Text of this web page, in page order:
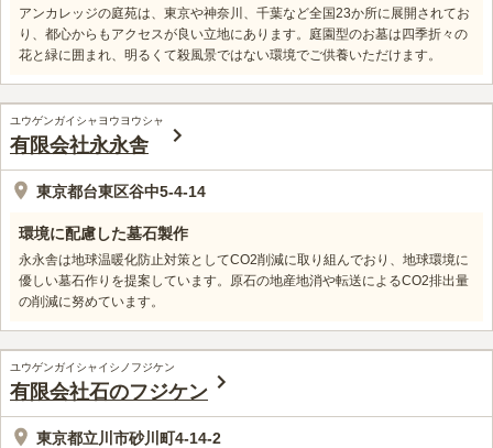
アンカレッジの庭苑は、東京や神奈川、千葉など全国23か所に展開されてお
り、都心からもアクセスが良い立地にあります。庭園型のお墓は四季折々の
花と緑に囲まれ、明るくて殺風景ではない環境でご供養いただけます。
ユウゲンガイシャヨウヨウシャ
有限会社永永舎
東京都台東区谷中5-4-14
環境に配慮した墓石製作
永永舎は地球温暖化防止対策としてCO2削減に取り組んでおり、地球環境に
優しい墓石作りを提案しています。原石の地産地消や転送によるCO2排出量
の削減に努めています。
ユウゲンガイシャイシノフジケン
有限会社石のフジケン
東京都立川市砂川町4-14-2